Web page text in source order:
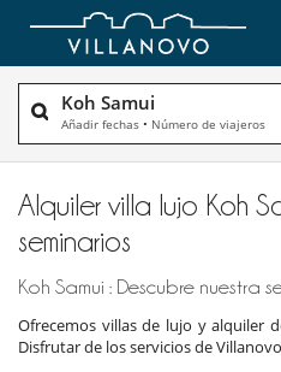
Koh Samui
Añadir fechas • Número de viajeros
Alquiler villa lujo Koh
seminarios
Koh Samui : Descubre nuestra
Ofrecemos villas de lujo y alquiler
Disfrutar de los servicios de